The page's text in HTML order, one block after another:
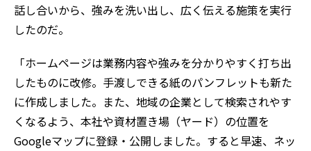
話し合いから、強みを洗い出し、広く伝える施策を実行
したのだ。
「ホームページは業務内容や強みを分かりやすく打ち出
したものに改修。手渡しできる紙のパンフレットも新た
に作成しました。また、地域の企業として検索されやす
くなるよう、本社や資材置き場（ヤード）の位置を
Googleマップに登録・公開しました。すると早速、ネッ